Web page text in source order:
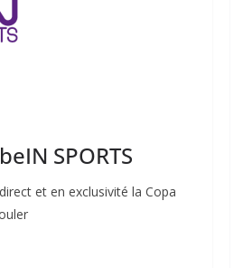
SPORTS
et en exclusivité la Copa